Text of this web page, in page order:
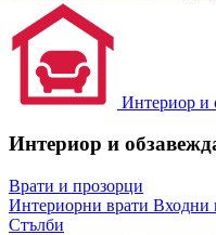
Интериор и
Интериор и
Врати и прозорци
Интериорни врати Входни
Стълби